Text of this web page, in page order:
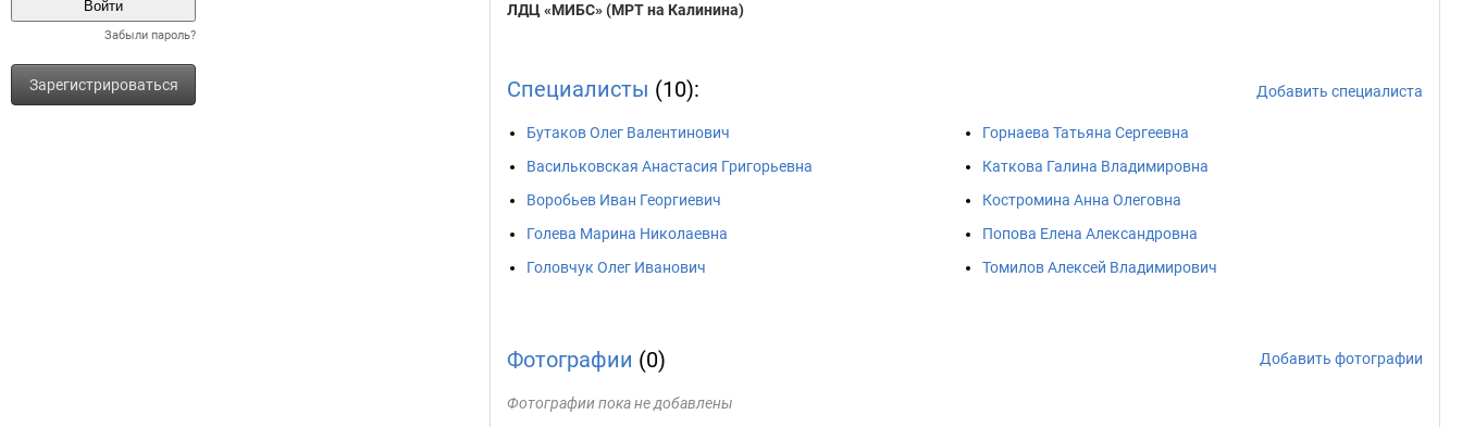
Забыли пароль?
Зарегистрироваться
ЛДЦ «МИБС» (МРТ на Калинина)
Специалисты (10): Добавить специалиста
Бутаков Олег Валентинович
Васильковская Анастасия Григорьевна
Воробьев Иван Георгиевич
Голева Марина Николаевна
Головчук Олег Иванович
Горнаева Татьяна Сергеевна
Каткова Галина Владимировна
Костромина Анна Олеговна
Попова Елена Александровна
Томилов Алексей Владимирович
Фотографии (0) Добавить фотографии
Фотографии пока не добавлены